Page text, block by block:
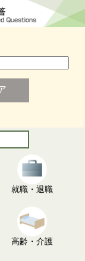
就職・退職
高齢・介護